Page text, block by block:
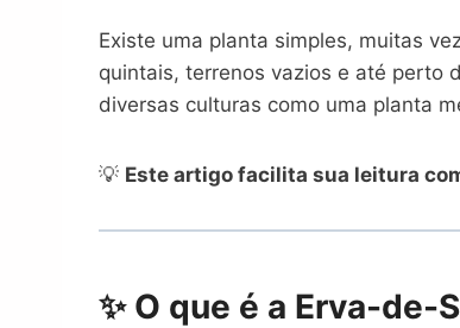
Existe uma planta simples, muitas
quintais, terrenos vazios e até perto
diversas culturas como uma planta
💡 Este artigo facilita sua leitura
✨ O que é a Erva-de-